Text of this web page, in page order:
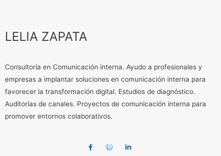
LELIA ZAPATA
Consultoría en Comunicación interna. Ayudo a profesionales y
empresas a implantar soluciones en comunicación interna para
favorecer la transformación digital. Estudios de diagnóstico.
Auditorías de canales. Proyectos de comunicación interna para
promover entornos colaborativos.